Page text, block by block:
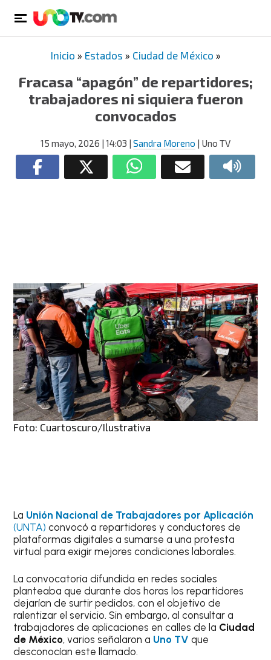
Inicio » Estados » Ciudad de México »
Fracasa “apagón” de repartidores;
trabajadores ni siquiera fueron
convocados
15 mayo, 2026 | 14:03 | Sandra Moreno | Uno TV
Foto: Cuartoscuro/Ilustrativa
La Unión Nacional de Trabajadores por Aplicación
(UNTA) convocó a repartidores y conductores de
plataformas digitales a sumarse a una protesta
virtual para exigir mejores condiciones laborales.
La convocatoria difundida en redes sociales
planteaba que durante dos horas los repartidores
dejarían de surtir pedidos, con el objetivo de
ralentizar el servicio. Sin embargo, al consultar a
trabajadores de aplicaciones en calles de la Ciudad
de México, varios señalaron a Uno TV que
desconocían este llamado.